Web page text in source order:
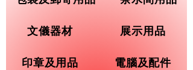
文儀器材 展示用品
印章及用品 電腦及配件